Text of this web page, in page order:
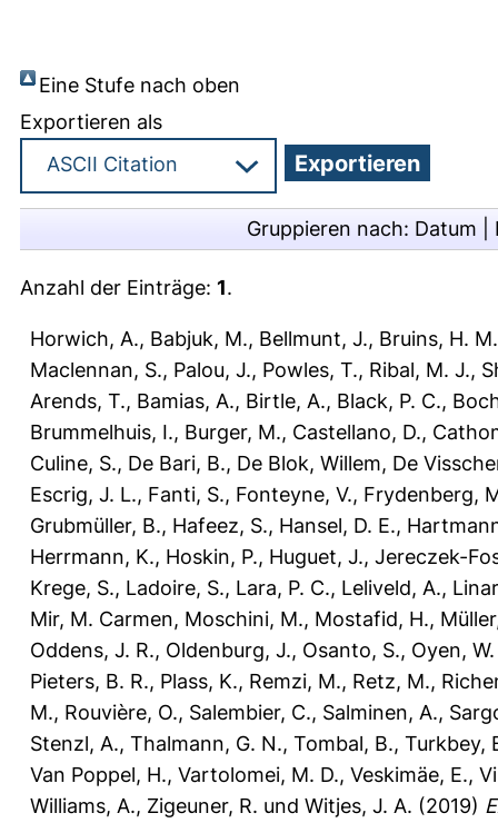
Eine Stufe nach oben
Exportieren als
Gruppieren nach: Datum
Anzahl der Einträge: 1.
Horwich, A., Babjuk, M., Bellmunt, J., Bruins, H. M.
Maclennan, S., Palou, J., Powles, T., Ribal, M. J.,
Arends, T., Bamias, A., Birtle, A., Black, P. C.,
Brummelhuis, I., Burger, M., Castellano, D.,
Culine, S., De Bari, B., De Blok, Willem, De
Escrig, J. L., Fanti, S., Fonteyne, V., Frydenberg,
Grubmüller, B., Hafeez, S., Hansel, D. E.,
Herrmann, K., Hoskin, P., Huguet, J., Jereczek-
Krege, S., Ladoire, S., Lara, P. C., Leliveld, A.,
Mir, M. Carmen, Moschini, M., Mostafid, H.,
Oddens, J. R., Oldenburg, J., Osanto, S., Oyen,
Pieters, B. R., Plass, K., Remzi, M., Retz, M.,
M., Rouvière, O., Salembier, C., Salminen, A.,
Stenzl, A., Thalmann, G. N., Tombal, B., Turkbey,
Van Poppel, H., Vartolomei, M. D., Veskimäe, E.,
Williams, A., Zigeuner, R. und Witjes, J. A. (2019)